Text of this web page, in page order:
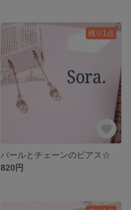
残り1点
パールとチェーンのピアス☆
820円